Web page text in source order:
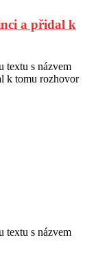
a přidal k
textu s názvem
k tomu rozhovor
textu s názvem